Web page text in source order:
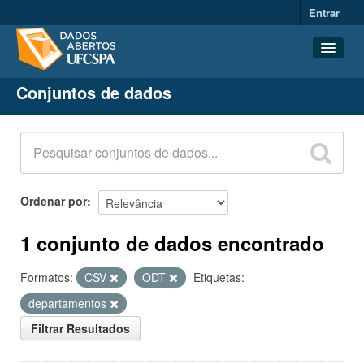
Entrar
Conjuntos de dados
Organizações
Grupos
Sobre
Conjuntos de dados
Ordenar por
1 conjunto de dados encontrado
Formatos: CSV ODT
Etiquetas:
departamentos
Filtrar Resultados